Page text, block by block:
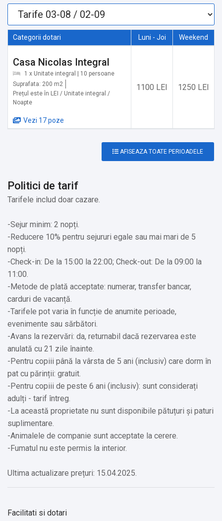
✔️ Castelul Peleș, Sinaia: 11,6 km
✔️ Parc Aventura Brașov: 32,8 km
✔️ Cetatea Râșnov, Râșnov: 33,4 km
✔️ Paradisul Acvatic, Brașov: 40,1 km
✔️ Aeroportul Internațional Brașov-Ghimbav, Ghimbav: 48,9
km
✔️ Aeroportul internațional Henri Coandă București: 117 km
Servicii suplimentare incluse in pret:
✔️ Capace de siguranță pentru prize
✔️ Porți de siguranță pentru copiii mici
✔️ Etaje superioare accesibile doar pe scări
✔️ Asigurăm transport gratuit de la/și spre Gară Bușteni
Categorii dotari Luni - Joi Weekend
Casa Nicolas Integral
1 x Unitate integral | 10 persoane
Suprafata: 200 m2
Prețul este în LEI / Unitate integral /
Noapte
Vezi 17 poze
1100 LEI 1250 LEI
AFISEAZA TOATE PERIOADELE
Politici de tarif
Tarifele includ doar cazare.
-Sejur minim: 2 nopți.
-Reducere 10% pentru sejururi egale sau mai mari de 5
nopți.
-Check-in: De la 15:00 la 22:00; Check-out: De la 09:00 la
11:00.
-Metode de plată acceptate: numerar, transfer bancar,
carduri de vacanță.
-Tarifele pot varia în funcție de anumite perioade,
evenimente sau sărbători.
-Avans la rezervări: da, returnabil dacă rezervarea este
anulată cu 21 zile înainte.
-Pentru copiii până la vârsta de 5 ani (inclusiv) care dorm în
pat cu părinții: gratuit.
-Pentru copiii de peste 6 ani (inclusiv): sunt considerați
adulți - tarif întreg.
-La această proprietate nu sunt disponibile pătuțuri și paturi
suplimentare.
-Animalele de companie sunt acceptate la cerere.
-Fumatul nu este permis la interior.
Ultima actualizare prețuri: 15.04.2025.
Facilitati si dotari